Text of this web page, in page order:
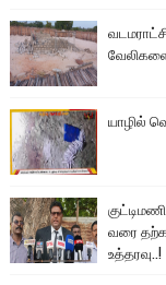
யாழில்
வரை
உத்தரவு..!